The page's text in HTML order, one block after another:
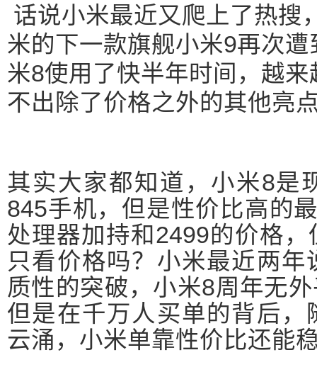
话说小米最近又爬上了热搜
米的下一款旗舰小米9再次
米8使用了快半年时间，越
不出除了价格之外的其他亮
其实大家都知道，小米8是
845手机，但是性价比高的
处理器加持和2499的价格
只看价格吗？小米最近两
质性的突破，小米8周年无
但是在千万人买单的背后
云涌，小米单靠性价比还能